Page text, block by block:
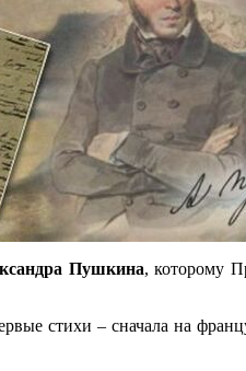
Пушкина, которому
стихи – сначала на